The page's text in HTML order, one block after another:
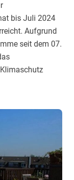
bis Juli 2024
Aufgrund
seit dem 07.